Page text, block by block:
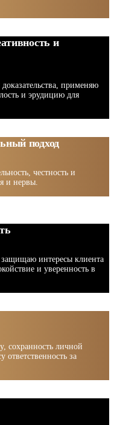
и
применяю
и эрудицию для
подход
честность и
и нервы.
интересы клиента
и уверенность в
сохранность личной
за